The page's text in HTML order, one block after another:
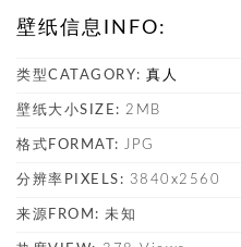
壁纸信息INFO:
类型CATAGORY: 真人
壁纸大小SIZE: 2MB
格式FORMAT: JPG
分辨率PIXELS: 3840x2560
来源FROM: 未知